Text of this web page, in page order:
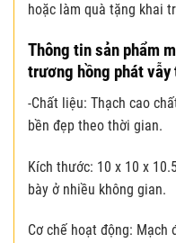
hoặc làm quà tặng khai
Thông tin sản phẩm
trương hồng phát
-Chất liệu: Thạch cao
bền đẹp theo thời gian.
Kích thước: 10 x 10 x
bày ở nhiều không gian.
Cơ chế hoạt động: